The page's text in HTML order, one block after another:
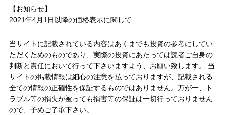
【お知らせ】
2021年4月1日以降の価格表示に関して
当サイトに記載されている内容はあくまでも投資の参考にしてい
ただくためのものであり、実際の投資にあたっては読者ご自身の
判断と責任において行って下さいますよう、お願い致します。 当
サイトの掲載情報は細心の注意を払っておりますが、記載される
全ての情報の正確性を保証するものではありません。万が一、ト
ラブル等の損失が被っても損害等の保証は一切行っておりません
ので、予めご了承下さい。